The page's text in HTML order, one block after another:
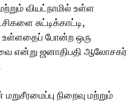
வியட்நாமில் உள்ள
சுட்டிக்காட்டி,
உள்ளதைப் போன்ற ஒரு
என்று ஜனாதிபதி ஆலோசகர்
நிறைவு மற்றும்